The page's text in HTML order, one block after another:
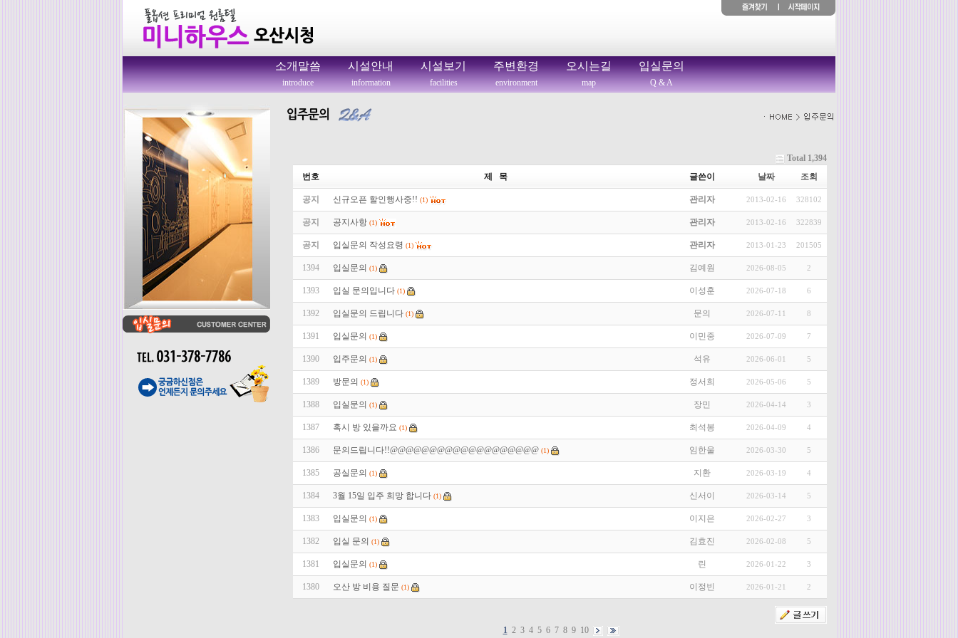
소개말씀
introduce
시설안내
information
시설보기
facilities
주변환경
environment
오시는길
map
입실문의
Q & A
Total 1,394
번호
제 목 글쓴이 날짜 조회
공지 신규오픈 할인행사중!! (1) 관리자 2013-02-16 328102
공지 공지사항 (1) 관리자 2013-02-16 322839
공지 입실문의 작성요령 (1) 관리자 2013-01-23 201505
1394 입실문의 (1) 김예원 2026-08-05 2
1393 입실 문의입니다 (1) 이성훈 2026-07-18 6
1392 입실문의 드립니다 (1) 문의 2026-07-11 8
1391 입실문의 (1) 이민중 2026-07-09 7
1390 입주문의 (1) 석유 2026-06-01 5
1389 방문의 (1) 정서희 2026-05-06 5
1388 입실문의 (1) 장민 2026-04-14 3
1387 혹시 방 있을까요 (1) 최석봉 2026-04-09 4
1386 문의드립니다!!@@@@@@@@@@@@@@@@@@@ (1) 임한울 2026-03-30 5
1385 공실문의 (1) 지환 2026-03-19 4
1384 3월 15일 입주 희망 합니다 (1) 신서이 2026-03-14 5
1383 입실문의 (1) 이지은 2026-02-27 3
1382 입실 문의 (1) 김효진 2026-02-08 5
1381 입실문의 (1) 린 2026-01-22 3
1380 오산 방 비용 질문 (1) 이정빈 2026-01-21 2
1 2 3 4 5 6 7 8 9 10